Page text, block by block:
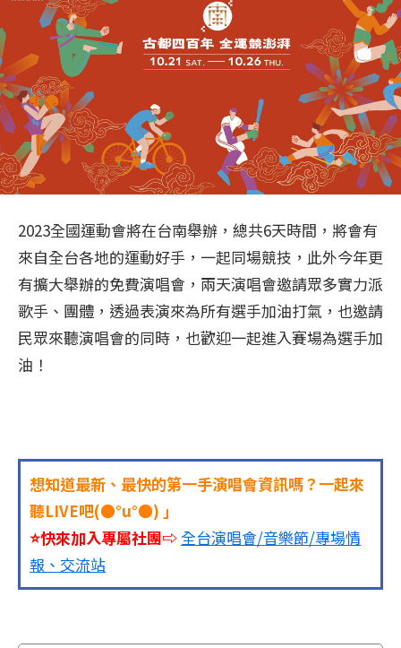
2023全國運動會將在台南舉辦，總共6天時間，將會有
來自全台各地的運動好手，一起同場競技，此外今年更
有擴大舉辦的免費演唱會，兩天演唱會邀請眾多實力派
歌手、團體，透過表演來為所有選手加油打氣，也邀請
民眾來聽演唱會的同時，也歡迎一起進入賽場為選手加
油！
想知道最新、最快的第一手演唱會資訊嗎？一起來
聽LIVE吧(●°u°●)​ 」
⭐快來加入專屬社團⇨ 全台演唱會/音樂節/專場情
報、交流站